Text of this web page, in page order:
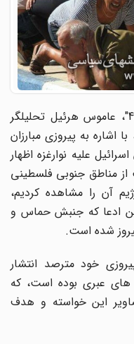
از پایگاه خبری"فلسطینی های48"، عاموس هرئیل تحلیلگر
به پیروزی مبارزان
علیه نوارغزه اظهار
مناطق جنوبی فلسطینی
آن را مشاهده کردیم،
ادعا که جنبش حماس و
شده است.
خود مترصد انتشار
عبری بوده است، که
این خواسته و هدف